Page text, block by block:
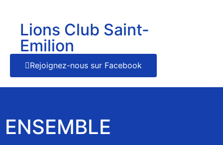
Lions Club Saint-
Emilion
Rejoignez-nous sur Facebook
ENSEMBLE